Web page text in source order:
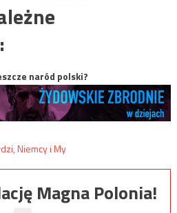
naród polski?
Magna Polonia!